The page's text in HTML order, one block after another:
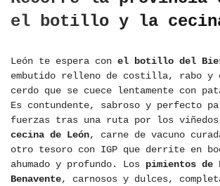
el botillo y la
León te espera con el botillo del
embutido relleno de costilla, rabo y
cerdo que se cuece lentamente con
Es contundente, sabroso y perfecto
fuerzas tras una ruta por los
cecina de León, carne de vacuno
otro tesoro con IGP que derrite en
ahumado y profundo. Los pimientos de
Benavente, carnosos y dulces,